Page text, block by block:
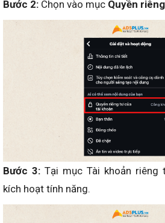
Bước 2: Chọn vào mục Quyền
Bước 3: Tại mục Tài khoản riêng
kích hoạt tính năng.